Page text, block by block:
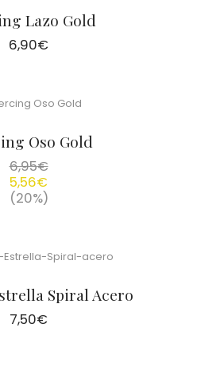
Lazo Gold
6,90€
Oso Gold
6,95€
5,56€
(20%)
Spiral Acero
7,50€